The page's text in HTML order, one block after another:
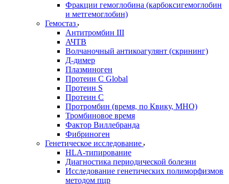
Фракции гемоглобина (карбоксигемоглобин
и метгемоглобин)
Гемостаз
Антитромбин III
АЧТВ
Волчаночный антикоагулянт (скрининг)
Д-димер
Плазминоген
Протеин C Global
Протеин S
Протеин С
Протромбин (время, по Квику, МНО)
Тромбиновое время
Фактор Виллебранда
Фибриноген
Генетическое исследование
HLA-типирование
Диагностика периодической болезни
Исследование генетических полиморфизмов
методом пцр